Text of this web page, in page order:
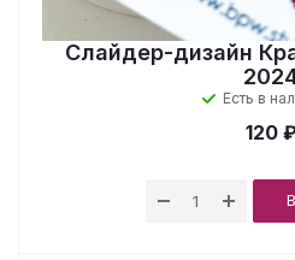
Слайдер-дизайн
Есть в
120